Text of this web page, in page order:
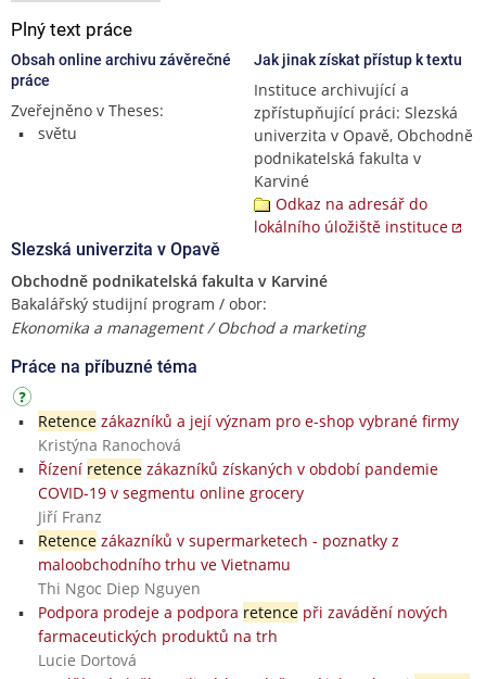
Plný text práce
Obsah online archivu závěrečné
práce
Zveřejněno v Theses:
světu
Jak jinak získat přístup k textu
Instituce archivující a
zpřístupňující práci: Slezská
univerzita v Opavě, Obchodně
podnikatelská fakulta v
Karviné
Odkaz na adresář do
lokálního úložiště instituce
Slezská univerzita v Opavě
Obchodně podnikatelská fakulta v Karviné
Bakalářský studijní program / obor:
Ekonomika a management / Obchod a marketing
Práce na příbuzné téma
Retencezákazníků a její význam pro e-shop vybrané firmy
Kristýna Ranochová
Řízení retencezákazníků získaných v období pandemie
COVID-19 v segmentu online grocery
Jiří Franz
Retencezákazníků v supermarketech - poznatky z
maloobchodního trhu ve Vietnamu
Thi Ngoc Diep Nguyen
Podpora prodeje a podpora retencepři zavádění nových
farmaceutických produktů na trh
Lucie Dortová